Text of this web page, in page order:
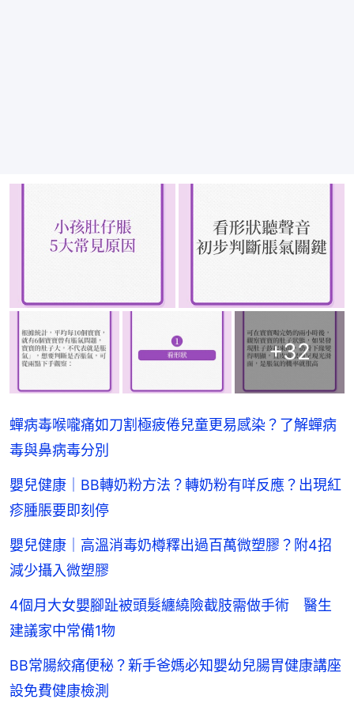
+32
蟬病毒喉嚨痛如刀割極疲倦兒童更易感染？了解蟬病
毒與鼻病毒分別
嬰兒健康｜BB轉奶粉方法？轉奶粉有咩反應？出現紅
疹腫脹要即刻停
嬰兒健康｜高溫消毒奶樽釋出過百萬微塑膠？附4招
減少攝入微塑膠
4個月大女嬰腳趾被頭髮纏繞險截肢需做手術 醫生
建議家中常備1物
BB常腸絞痛便秘？新手爸媽必知嬰幼兒腸胃健康講座
設免費健康檢測